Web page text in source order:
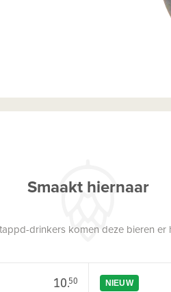
Smaakt hiernaar
drinkers komen deze bieren er
10.50 NIEUW